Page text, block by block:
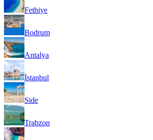
Fethiye
Bodrum
Antalya
İstanbul
Side
Trabzon